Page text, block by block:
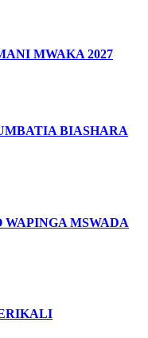
MWAKA 2027
BIASHARA
MSWADA